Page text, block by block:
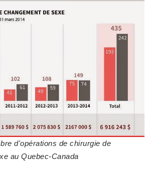
d'opérations de chirurgie de
au Quebec-Canada